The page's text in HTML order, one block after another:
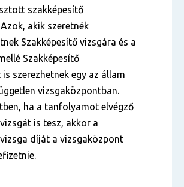
szakképesítő
akik szeretnék
Szakképesítő vizsgára és a
Szakképesítő
szerezhetnek egy az állam
vizsgaközpontban.
ha a tanfolyamot elvégző
is tesz, akkor a
díját a vizsgaközpont